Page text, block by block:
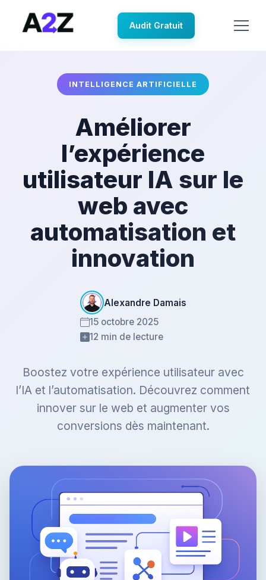
Audit Gratuit
INTELLIGENCE ARTIFICIELLE
Améliorer
l’expérience
utilisateur IA sur le
web avec
automatisation et
innovation
Alexandre Damais
15 octobre 2025
12 min de lecture
Boostez votre expérience utilisateur avec
l’IA et l’automatisation. Découvrez comment
innover sur le web et augmenter vos
conversions dès maintenant.